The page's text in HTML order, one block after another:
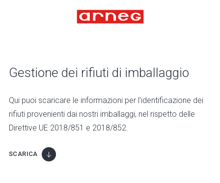
Gestione dei rifiuti di imballaggio
Qui puoi scaricare le informazioni per l'identificazione dei
rifiuti provenienti dai nostri imballaggi, nel rispetto delle
Direttive UE 2018/851 e 2018/852.
SCARICA